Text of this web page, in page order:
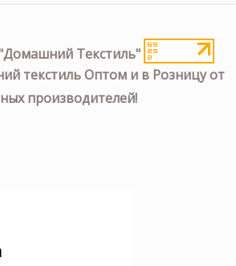
Текстиль"
текстиль Оптом и в Розницу от
производителей!